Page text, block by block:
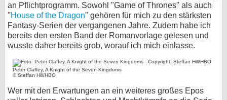
an Pflichtprogramm. Sowohl "Game of Thrones" als auch
"House of the Dragon" gehören für mich zu den stärksten
Fantasy-Serien der vergangenen Jahre. Zudem habe ich
bereits den ersten Band der Romanvorlage gelesen und
wusste daher bereits grob, worauf ich mich einlasse.
Peter Claffey, A Knight of the Seven Kingdoms
© Steffan Hill/HBO
Wer mit den Erwartungen an ein weiteres großes Epos